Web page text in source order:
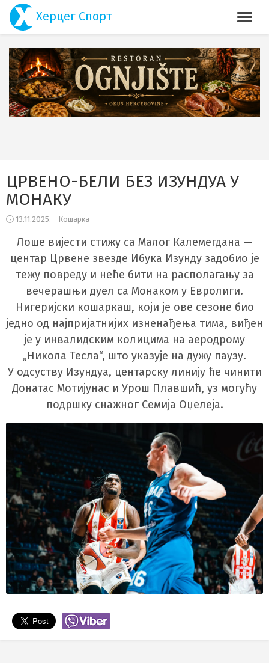
Херцег Спорт
ЦРВЕНО-БЕЛИ БЕЗ ИЗУНДУА У
МОНАКУ
13.11.2025. - Кошарка
Лоше вијести стижу са Малог Калемегдана —
центар Црвене звезде Ибука Изунду задобио је
тежу повреду и неће бити на располагању за
вечерашњи дуел са Монаком у Евролиги.
Нигеријски кошаркаш, који је ове сезоне био
једно од најпријатнијих изненађења тима, виђен
је у инвалидским колицима на аеродрому
„Никола Тесла“, што указује на дужу паузу.
У одсуству Изундуа, центарску линију ће чинити
Донатас Мотијунас и Урош Плавшић, уз могућу
подршку снажног Семија Оџелеја.